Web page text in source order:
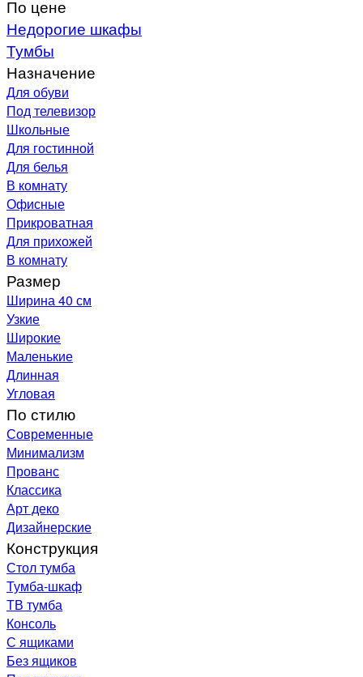
По цене
Недорогие шкафы
Тумбы
Назначение
Для обуви
Под телевизор
Школьные
Для гостинной
Для белья
В комнату
Офисные
Прикроватная
Для прихожей
В комнату
Размер
Ширина 40 см
Узкие
Широкие
Маленькие
Длинная
Угловая
По стилю
Современные
Минимализм
Прованс
Классика
Арт деко
Дизайнерские
Конструкция
Стол тумба
Тумба-шкаф
ТВ тумба
Консоль
С ящиками
Без ящиков